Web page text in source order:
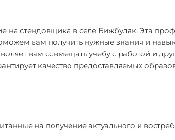
на стендовщика в селе Бижбуляк. Эта
вам получить нужные знания и
вам совмещать учебу с работой и
качество предоставляемых
на получение актуального и